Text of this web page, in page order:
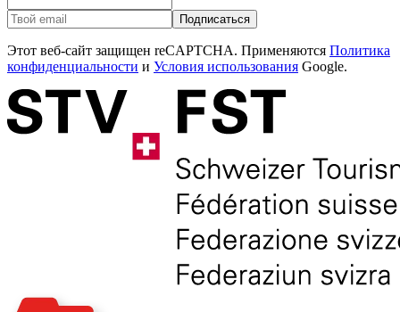
Подписаться
Этот веб-сайт защищен reCAPTCHA. Применяются Политика
конфиденциальности и Условия использования Google.